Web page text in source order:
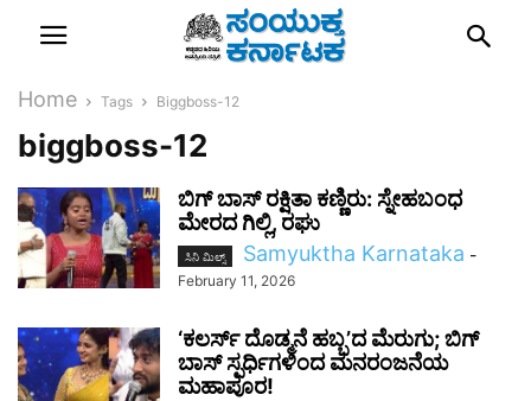
Home Tags Biggboss-12
biggboss-12
ಬಿಗ್‌ ಬಾಸ್‌ ರಕ್ಷಿತಾ ಕಣ್ಣಿರು: ಸ್ನೇಹಬಂಧ
ಮೇರದ ಗಿಲ್ಲಿ, ರಘು
ಸಿನಿ ಮಿಲ್ಸ್ Samyuktha Karnataka -
February 11, 2026
‘ಕಲರ್ಸ್‌ ದೊಡ್ಮನೆ ಹಬ್ಬ’ದ ಮೆರುಗು; ಬಿಗ್
ಬಾಸ್ ಸ್ಪರ್ಧಿಗಳಿಂದ ಮನರಂಜನೆಯ
ಮಹಾಪೂರ!